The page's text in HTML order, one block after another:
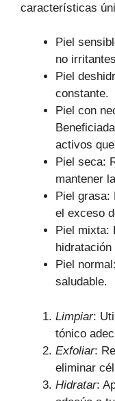
características
Piel
no
Piel
constante.
Piel con
activos
Piel seca:
mantener
Piel grasa:
el exceso
Piel mixta:
Piel
saludable.
Limpiar:
tónico
Exfoliar:
eliminar
Hidratar: